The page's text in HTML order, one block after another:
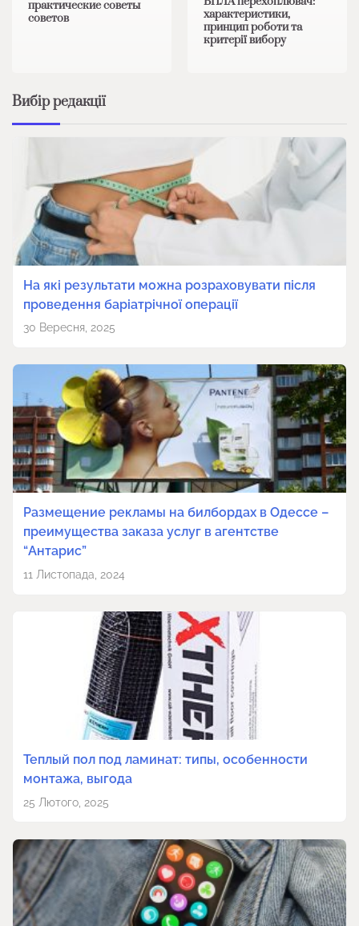
практические советы
советов
характеристики,
принцип роботи та
критерії вибору
Вибір редакції
На які результати можна розраховувати після
проведення баріатрічної операції
30 Вересня, 2025
Размещение рекламы на билбордах в Одессе –
преимущества заказа услуг в агентстве
“Антарис”
11 Листопада, 2024
Теплый пол под ламинат: типы, особенности
монтажа, выгода
25 Лютого, 2025